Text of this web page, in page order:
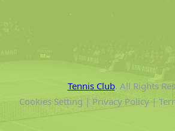
Tennis Club. All Rights
Cookies Setting | Privacy Policy |